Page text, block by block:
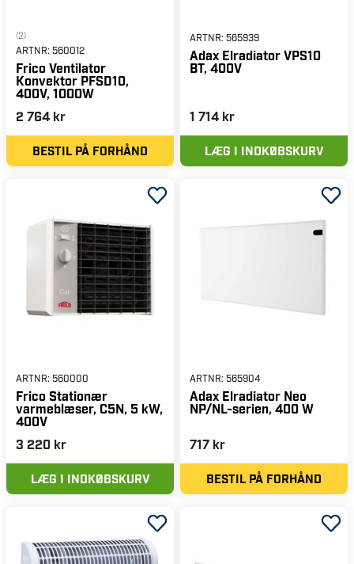
(2)
ARTNR: 560012
Frico Ventilator
Konvektor PFSD10,
400V, 1000W
2 764 kr
BESTIL PÅ FORHÅND
ARTNR: 565939
Adax Elradiator VPS10
BT, 400V
1 714 kr
LÆG I INDKØBSKURV
ARTNR: 560000
Frico Stationær
varmeblæser, C5N, 5 kW,
400V
3 220 kr
LÆG I INDKØBSKURV
ARTNR: 565904
Adax Elradiator Neo
NP/NL-serien, 400 W
717 kr
BESTIL PÅ FORHÅND